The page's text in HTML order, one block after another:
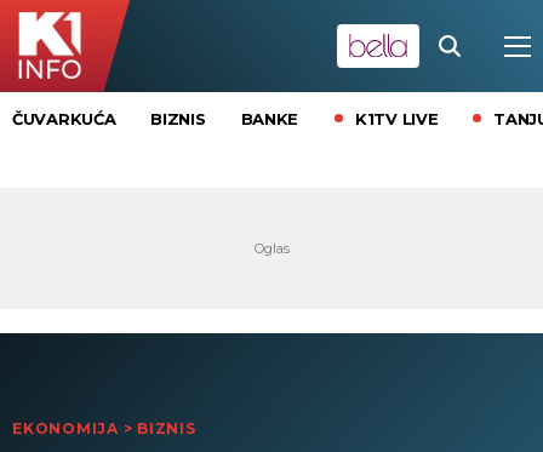
ČUVARKUĆA BIZNIS BANKE K1TV LIVE
EKONOMIJA > BIZNIS